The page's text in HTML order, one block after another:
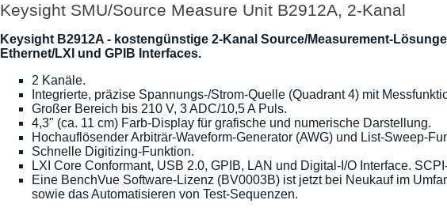
Keysight SMU/Source Measure Unit B2912A, 2-Kanal
Keysight B2912A - kostengünstige 2-Kanal Source/Measurement-
Ethernet/LXI und GPIB Interfaces.
2 Kanäle.
Integrierte, präzise Spannungs-/Strom-Quelle (Quadrant 4) mit
Großer Bereich bis 210 V, 3 ADC/10,5 A Puls.
4,3" (ca. 11 cm) Farb-Display für grafische und numerische Darstellung.
Hochauflösender Arbiträr-Waveform-Generator (AWG) und List-Sweep-
Schnelle Digitizing-Funktion.
LXI Core Conformant, USB 2.0, GPIB, LAN und Digital-I/O Interface.
Eine BenchVue Software-Lizenz (BV0003B) ist jetzt bei Neukauf im
sowie das Automatisieren von Test-Sequenzen.